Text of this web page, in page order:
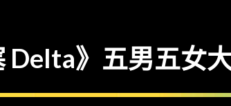
Delta》五男五女